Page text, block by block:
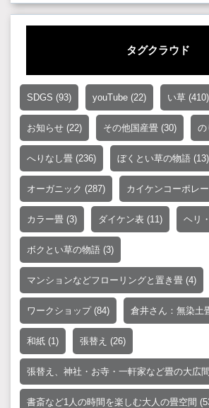
タグクラウド
SDGS (93) youTube (22) い草 (410)
お知らせ (22) その他国産畳 (30) の
へりなし畳 (236) ぼくとい草の物語 (13)
オーガニック (287) カイケンコーポレ
カラー畳 (3) ダイケン表 (11) ヘリ
ボクとい草の物語 (3)
マンションなどフローリングと置き畳 (4)
ワークショップ(84) 倉井さん：無染土
和紙 (1) 張替え (26)
張替え、神社・お寺・一軒家など畳の大広間
書斎など1人の時間を楽しむ大人の畳空間